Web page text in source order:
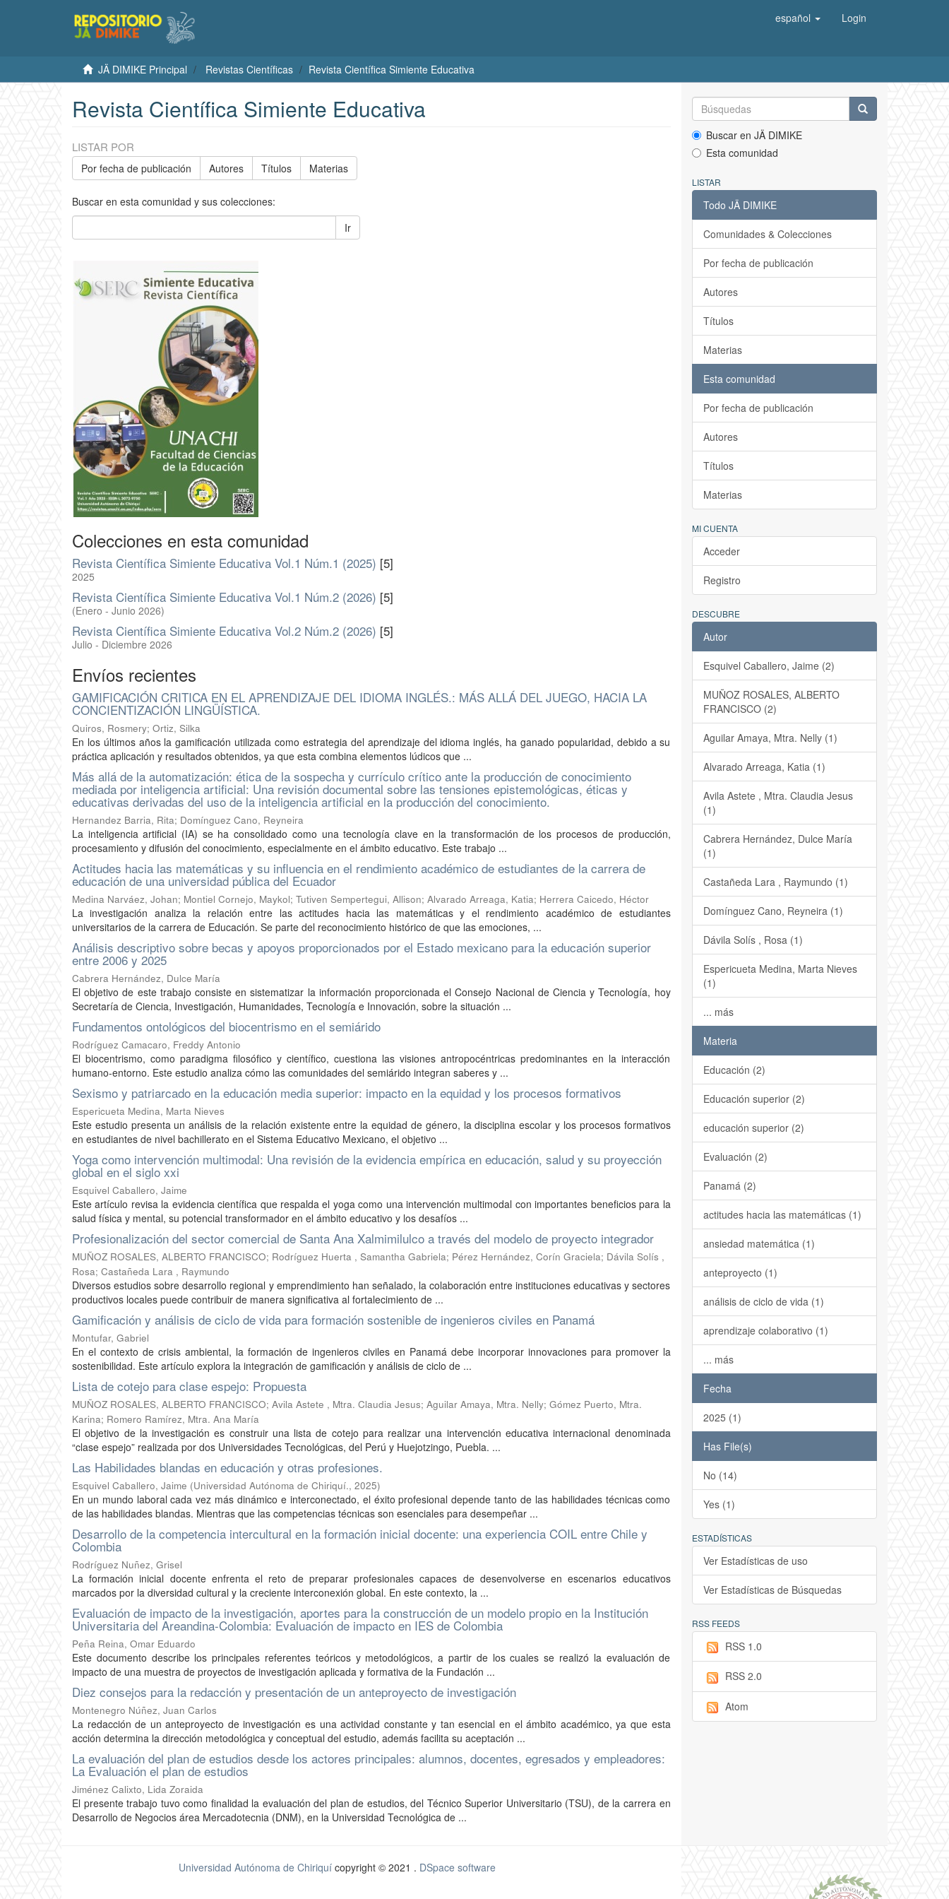
español Login
JÄ DIMIKE Principal Revistas Científicas Revista Científica Simiente Educativa
Revista Científica Simiente Educativa
LISTAR POR
Por fecha de publicación Autores Títulos Materias
Buscar en esta comunidad y sus colecciones:
Ir
Colecciones en esta comunidad
Revista Científica Simiente Educativa Vol.1 Núm.1 (2025) [5]
2025
Revista Científica Simiente Educativa Vol.1 Núm.2 (2026) [5]
(Enero - Junio 2026)
Revista Científica Simiente Educativa Vol.2 Núm.2 (2026) [5]
Julio - Diciembre 2026
Envíos recientes
GAMIFICACIÓN CRITICA EN EL APRENDIZAJE DEL IDIOMA INGLÉS.: MÁS ALLÁ DEL JUEGO, HACIA LA
CONCIENTIZACIÓN LINGÜÍSTICA.
Quiros, Rosmery; Ortiz, Silka
En los últimos años la gamificación utilizada como estrategia del aprendizaje del idioma inglés, ha ganado popularidad, debido a su
práctica aplicación y resultados obtenidos, ya que esta combina elementos lúdicos que ...
Más allá de la automatización: ética de la sospecha y currículo crítico ante la producción de conocimiento
mediada por inteligencia artificial: Una revisión documental sobre las tensiones epistemológicas, éticas y
educativas derivadas del uso de la inteligencia artificial en la producción del conocimiento.
Hernandez Barria, Rita; Domínguez Cano, Reyneira
La inteligencia artificial (IA) se ha consolidado como una tecnología clave en la transformación de los procesos de producción,
procesamiento y difusión del conocimiento, especialmente en el ámbito educativo. Este trabajo ...
Actitudes hacia las matemáticas y su influencia en el rendimiento académico de estudiantes de la carrera de
educación de una universidad pública del Ecuador
Medina Narváez, Johan; Montiel Cornejo, Maykol; Tutiven Sempertegui, Allison; Alvarado Arreaga, Katia; Herrera Caicedo, Héctor
La investigación analiza la relación entre las actitudes hacia las matemáticas y el rendimiento académico de estudiantes
universitarios de la carrera de Educación. Se parte del reconocimiento histórico de que las emociones, ...
Análisis descriptivo sobre becas y apoyos proporcionados por el Estado mexicano para la educación superior
entre 2006 y 2025
Cabrera Hernández, Dulce María
El objetivo de este trabajo consiste en sistematizar la información proporcionada el Consejo Nacional de Ciencia y Tecnología, hoy
Secretaría de Ciencia, Investigación, Humanidades, Tecnología e Innovación, sobre la situación ...
Fundamentos ontológicos del biocentrismo en el semiárido
Rodríguez Camacaro, Freddy Antonio
El biocentrismo, como paradigma filosófico y científico, cuestiona las visiones antropocéntricas predominantes en la interacción
humano-entorno. Este estudio analiza cómo las comunidades del semiárido integran saberes y ...
Sexismo y patriarcado en la educación media superior: impacto en la equidad y los procesos formativos
Espericueta Medina, Marta Nieves
Este estudio presenta un análisis de la relación existente entre la equidad de género, la disciplina escolar y los procesos formativos
en estudiantes de nivel bachillerato en el Sistema Educativo Mexicano, el objetivo ...
Yoga como intervención multimodal: Una revisión de la evidencia empírica en educación, salud y su proyección
global en el siglo xxi
Esquivel Caballero, Jaime
Este artículo revisa la evidencia científica que respalda el yoga como una intervención multimodal con importantes beneficios para la
salud física y mental, su potencial transformador en el ámbito educativo y los desafíos ...
Profesionalización del sector comercial de Santa Ana Xalmimilulco a través del modelo de proyecto integrador
MUÑOZ ROSALES, ALBERTO FRANCISCO; Rodríguez Huerta , Samantha Gabriela; Pérez Hernández, Corín Graciela; Dávila Solís ,
Rosa; Castañeda Lara , Raymundo
Diversos estudios sobre desarrollo regional y emprendimiento han señalado, la colaboración entre instituciones educativas y sectores
productivos locales puede contribuir de manera significativa al fortalecimiento de ...
Gamificación y análisis de ciclo de vida para formación sostenible de ingenieros civiles en Panamá
Montufar, Gabriel
En el contexto de crisis ambiental, la formación de ingenieros civiles en Panamá debe incorporar innovaciones para promover la
sostenibilidad. Este artículo explora la integración de gamificación y análisis de ciclo de ...
Lista de cotejo para clase espejo: Propuesta
MUÑOZ ROSALES, ALBERTO FRANCISCO; Avila Astete , Mtra. Claudia Jesus; Aguilar Amaya, Mtra. Nelly; Gómez Puerto, Mtra.
Karina; Romero Ramírez, Mtra. Ana María
El objetivo de la investigación es construir una lista de cotejo para realizar una intervención educativa internacional denominada
“clase espejo” realizada por dos Universidades Tecnológicas, del Perú y Huejotzingo, Puebla. ...
Las Habilidades blandas en educación y otras profesiones.
Esquivel Caballero, Jaime (Universidad Autónoma de Chiriquí., 2025)
En un mundo laboral cada vez más dinámico e interconectado, el éxito profesional depende tanto de las habilidades técnicas como
de las habilidades blandas. Mientras que las competencias técnicas son esenciales para desempeñar ...
Desarrollo de la competencia intercultural en la formación inicial docente: una experiencia COIL entre Chile y
Colombia
Rodríguez Nuñez, Grisel
La formación inicial docente enfrenta el reto de preparar profesionales capaces de desenvolverse en escenarios educativos
marcados por la diversidad cultural y la creciente interconexión global. En este contexto, la ...
Evaluación de impacto de la investigación, aportes para la construcción de un modelo propio en la Institución
Universitaria del Areandina-Colombia: Evaluación de impacto en IES de Colombia
Peña Reina, Omar Eduardo
Este documento describe los principales referentes teóricos y metodológicos, a partir de los cuales se realizó la evaluación de
impacto de una muestra de proyectos de investigación aplicada y formativa de la Fundación ...
Diez consejos para la redacción y presentación de un anteproyecto de investigación
Montenegro Núñez, Juan Carlos
La redacción de un anteproyecto de investigación es una actividad constante y tan esencial en el ámbito académico, ya que esta
acción determina la dirección metodológica y conceptual del estudio, además facilita su aceptación ...
La evaluación del plan de estudios desde los actores principales: alumnos, docentes, egresados y empleadores:
La Evaluación el plan de estudios
Jiménez Calixto, Lida Zoraida
El presente trabajo tuvo como finalidad la evaluación del plan de estudios, del Técnico Superior Universitario (TSU), de la carrera en
Desarrollo de Negocios área Mercadotecnia (DNM), en la Universidad Tecnológica de ...
Buscar en JÄ DIMIKE
Esta comunidad
LISTAR
Todo JÄ DIMIKE
Comunidades & Colecciones
Por fecha de publicación
Autores
Títulos
Materias
Esta comunidad
Por fecha de publicación
Autores
Títulos
Materias
MI CUENTA
Acceder
Registro
DESCUBRE
Autor
Esquivel Caballero, Jaime (2)
MUÑOZ ROSALES, ALBERTO
FRANCISCO (2)
Aguilar Amaya, Mtra. Nelly (1)
Alvarado Arreaga, Katia (1)
Avila Astete , Mtra. Claudia Jesus
(1)
Cabrera Hernández, Dulce María
(1)
Castañeda Lara , Raymundo (1)
Domínguez Cano, Reyneira (1)
Dávila Solís , Rosa (1)
Espericueta Medina, Marta Nieves
(1)
... más
Materia
Educación (2)
Educación superior (2)
educación superior (2)
Evaluación (2)
Panamá (2)
actitudes hacia las matemáticas (1)
ansiedad matemática (1)
anteproyecto (1)
análisis de ciclo de vida (1)
aprendizaje colaborativo (1)
... más
Fecha
2025 (1)
Has File(s)
No (14)
Yes (1)
ESTADÍSTICAS
Ver Estadísticas de uso
Ver Estadísticas de Búsquedas
RSS FEEDS
RSS 1.0
RSS 2.0
Atom
Universidad Autónoma de Chiriquícopyright © 2021 . DSpace software